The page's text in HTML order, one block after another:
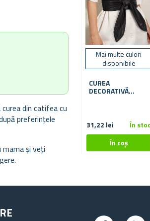
din catifea cu
preferințele
și veți
Mai multe culori
disponibile
CUREA
DECORATIVĂ
31,22 lei În stoc